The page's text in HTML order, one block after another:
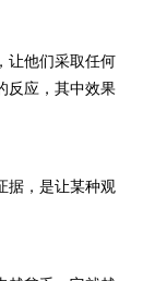
让他们采取任何
反应，其中效果
据，是让某种观